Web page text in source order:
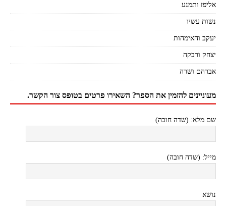
אליפז ותמנע
נשות עשיו
יעקב והאימהות
יצחק ורבקה
אברהם ושרה
מעוניינים להזמין את הספר? השאירו פרטים בטופס צור הקשר.
שם מלא: (שדה חובה)
מייל: (שדה חובה)
נושא